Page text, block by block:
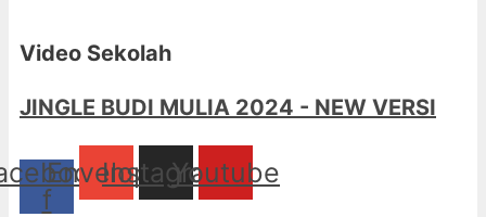
Video Sekolah
JINGLE BUDI MULIA 2024 - NEW VERSI
f
Envelope
Instagram
Youtube